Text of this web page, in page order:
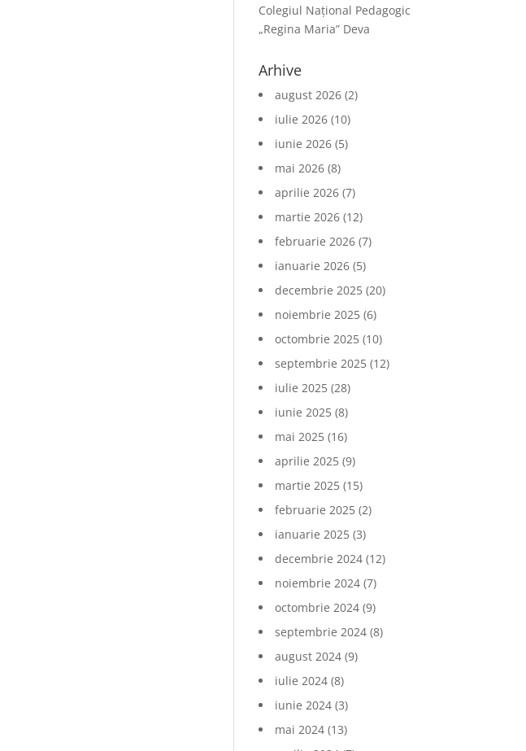
Colegiul Național Pedagogic
„Regina Maria” Deva
Arhive
august 2026 (2)
iulie 2026 (10)
iunie 2026 (5)
mai 2026 (8)
aprilie 2026 (7)
martie 2026 (12)
februarie 2026 (7)
ianuarie 2026 (5)
decembrie 2025 (20)
noiembrie 2025 (6)
octombrie 2025 (10)
septembrie 2025 (12)
iulie 2025 (28)
iunie 2025 (8)
mai 2025 (16)
aprilie 2025 (9)
martie 2025 (15)
februarie 2025 (2)
ianuarie 2025 (3)
decembrie 2024 (12)
noiembrie 2024 (7)
octombrie 2024 (9)
septembrie 2024 (8)
august 2024 (9)
iulie 2024 (8)
iunie 2024 (3)
mai 2024 (13)